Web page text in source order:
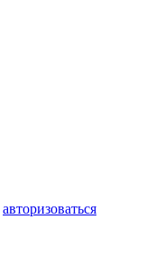
авторизоваться